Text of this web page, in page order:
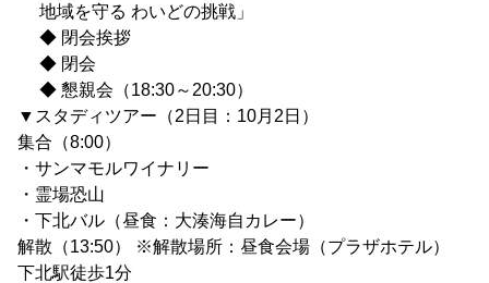
地域を守る わいどの挑戦」
◆ 閉会挨拶
◆ 閉会
◆ 懇親会（18:30～20:30）
▼スタディツアー（2日目：10月2日）
集合（8:00）
・サンマモルワイナリー
・霊場恐山
・下北バル（昼食：大湊海自カレー）
解散（13:50） ※解散場所：昼食会場（プラザホテル）
下北駅徒歩1分